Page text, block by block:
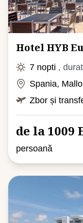
Hotel HYB
7 nopti ,
Spania,
Zbor și
de la 1009
persoană